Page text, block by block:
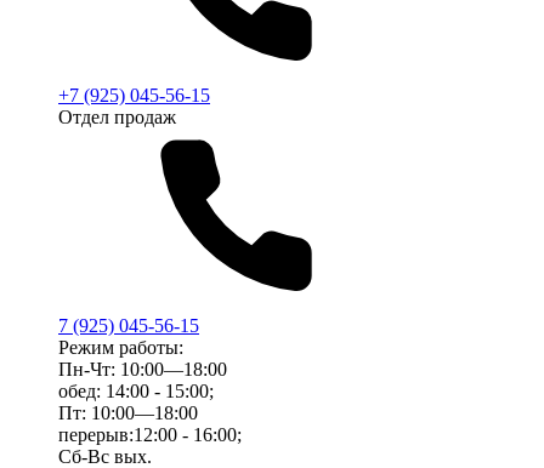
+7 (925) 045-56-15
Отдел продаж
7 (925) 045-56-15
Режим работы:
Пн-Чт: 10:00—18:00
обед: 14:00 - 15:00;
Пт: 10:00—18:00
перерыв:12:00 - 16:00;
Сб-Вс вых.